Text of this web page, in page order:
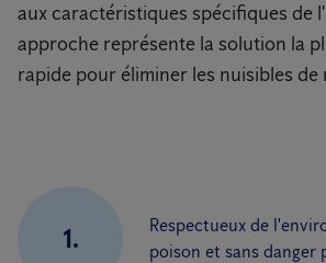
aux caractéristiques spécifiques de
approche représente la solution la
rapide pour éliminer les nuisibles de
1.
Respectueux de
poison et sans danger